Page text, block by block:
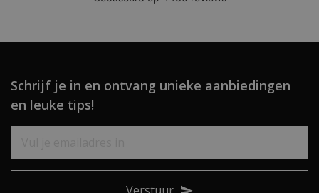
Schrijf je in en ontvang unieke aanbiedingen
en leuke tips!